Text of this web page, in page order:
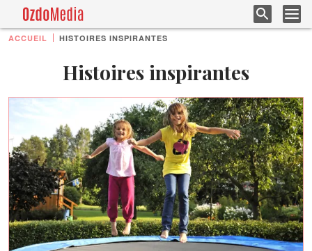
ACCUEIL HISTOIRES INSPIRANTES
Histoires inspirantes